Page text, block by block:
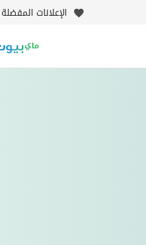
الإعلانات المفضلة